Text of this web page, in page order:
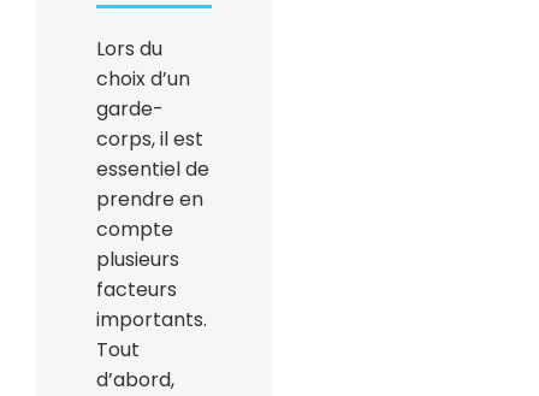
Lors du
choix d’un
garde-
corps, il est
essentiel de
prendre en
compte
plusieurs
facteurs
importants.
Tout
d’abord,